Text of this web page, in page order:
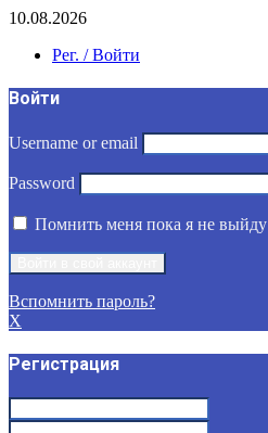
10.08.2026
Рег. / Войти
Войти
Username or email
Password
Помнить меня пока я не выйду
Вспомнить пароль?
X
Регистрация